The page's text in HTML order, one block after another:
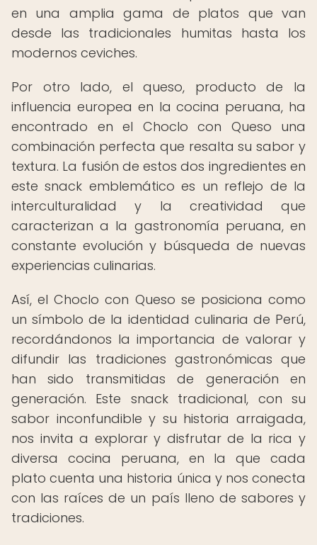
en una amplia gama de platos que van
desde las tradicionales humitas hasta los
modernos ceviches.
Por otro lado, el queso, producto de la
influencia europea en la cocina peruana, ha
encontrado en el Choclo con Queso una
combinación perfecta que resalta su sabor y
textura. La fusión de estos dos ingredientes en
este snack emblemático es un reflejo de la
interculturalidad y la creatividad que
caracterizan a la gastronomía peruana, en
constante evolución y búsqueda de nuevas
experiencias culinarias.
Así, el Choclo con Queso se posiciona como
un símbolo de la identidad culinaria de Perú,
recordándonos la importancia de valorar y
difundir las tradiciones gastronómicas que
han sido transmitidas de generación en
generación. Este snack tradicional, con su
sabor inconfundible y su historia arraigada,
nos invita a explorar y disfrutar de la rica y
diversa cocina peruana, en la que cada
plato cuenta una historia única y nos conecta
con las raíces de un país lleno de sabores y
tradiciones.